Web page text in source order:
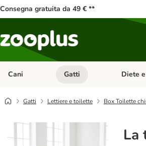
Consegna gratuita da 49 € **
Cani Apri Menu Categoria: Cani
Gatti Apri
Diete
Gatti Lettiere e toilette Box Toilette
La